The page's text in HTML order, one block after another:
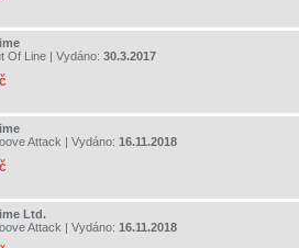
Of Line | Vydáno: 30.3.2017
Attack | Vydáno: 16.11.2018
Ltd.
Attack | Vydáno: 16.11.2018